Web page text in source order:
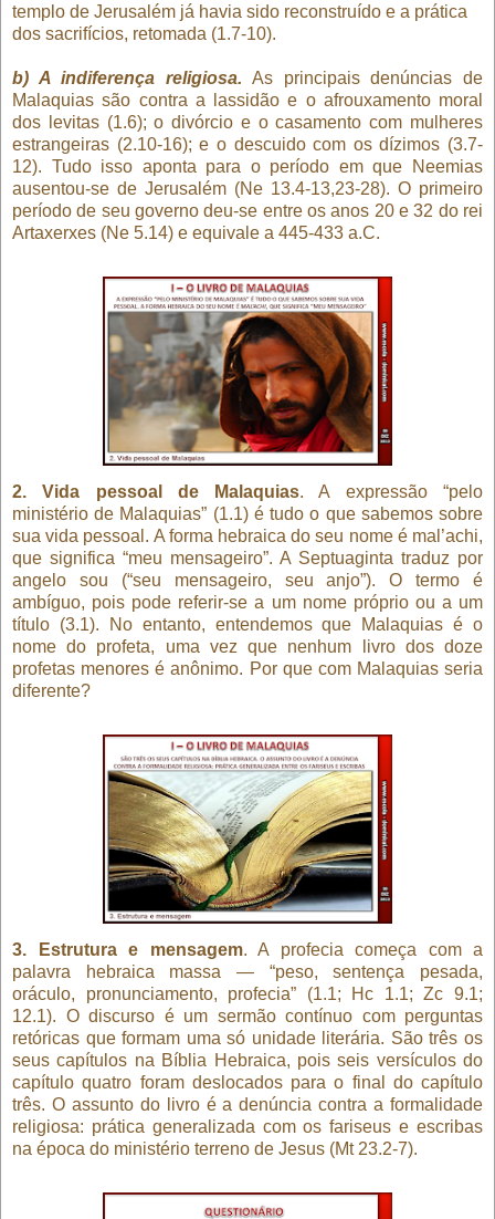
templo de Jerusalém já havia sido reconstruído e a prática
dos sacrifícios, retomada (1.7-10).
b) A indiferença religiosa. As principais denúncias de
Malaquias são contra a lassidão e o afrouxamento moral
dos levitas (1.6); o divórcio e o casamento com mulheres
estrangeiras (2.10-16); e o descuido com os dízimos (3.7-
12). Tudo isso aponta para o período em que Neemias
ausentou-se de Jerusalém (Ne 13.4-13,23-28). O primeiro
período de seu governo deu-se entre os anos 20 e 32 do rei
Artaxerxes (Ne 5.14) e equivale a 445-433 a.C.
2. Vida pessoal de Malaquias. A expressão “pelo
ministério de Malaquias” (1.1) é tudo o que sabemos sobre
sua vida pessoal. A forma hebraica do seu nome é mal’achi,
que significa “meu mensageiro”. A Septuaginta traduz por
angelo sou (“seu mensageiro, seu anjo”). O termo é
ambíguo, pois pode referir-se a um nome próprio ou a um
título (3.1). No entanto, entendemos que Malaquias é o
nome do profeta, uma vez que nenhum livro dos doze
profetas menores é anônimo. Por que com Malaquias seria
diferente?
3. Estrutura e mensagem. A profecia começa com a
palavra hebraica massa — “peso, sentença pesada,
oráculo, pronunciamento, profecia” (1.1; Hc 1.1; Zc 9.1;
12.1). O discurso é um sermão contínuo com perguntas
retóricas que formam uma só unidade literária. São três os
seus capítulos na Bíblia Hebraica, pois seis versículos do
capítulo quatro foram deslocados para o final do capítulo
três. O assunto do livro é a denúncia contra a formalidade
religiosa: prática generalizada com os fariseus e escribas
na época do ministério terreno de Jesus (Mt 23.2-7).